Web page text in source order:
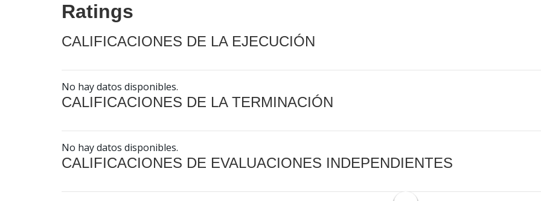
Ratings
CALIFICACIONES DE LA EJECUCIÓN
No hay datos disponibles.
CALIFICACIONES DE LA TERMINACIÓN
No hay datos disponibles.
CALIFICACIONES DE EVALUACIONES INDEPENDIENTES